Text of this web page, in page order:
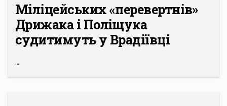
Міліцейських «перевертнів»
Дрижака і Поліщука
судитимуть у Врадіївці
...